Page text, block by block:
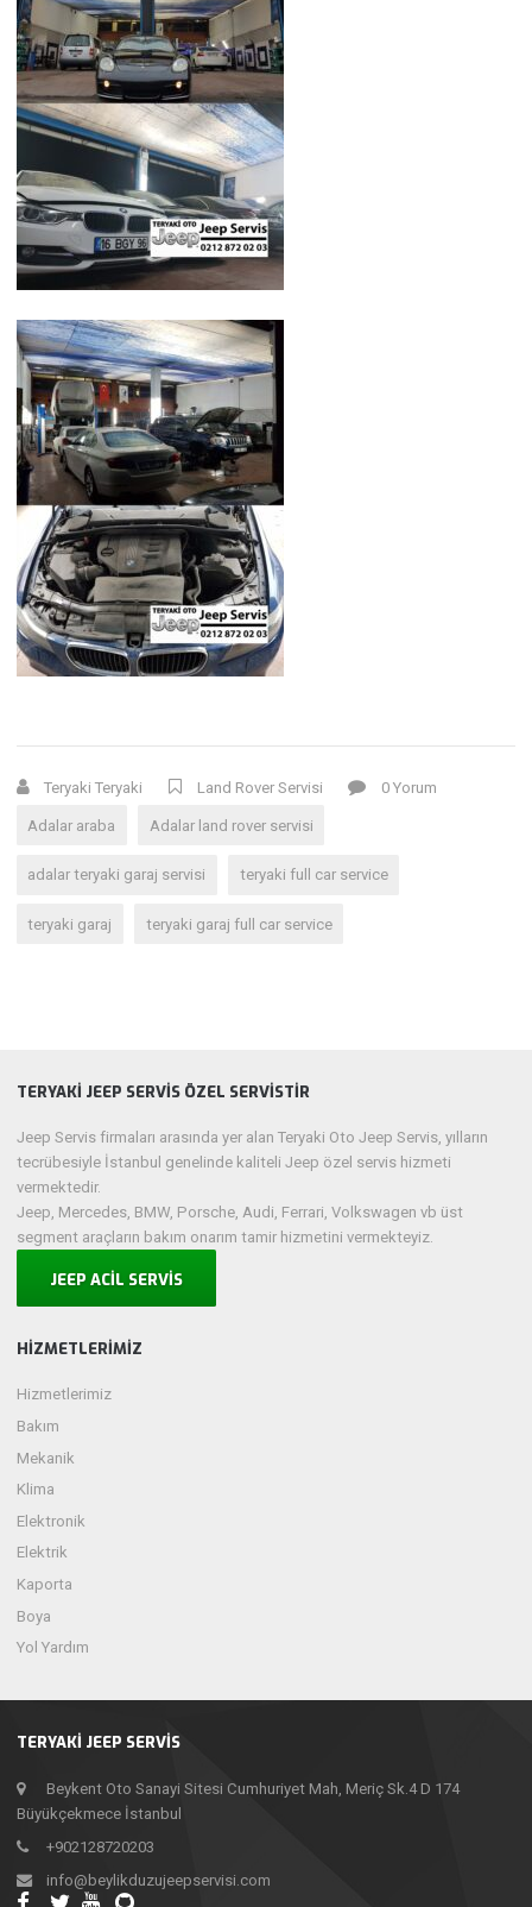
Teryaki Teryaki Land Rover Servisi 0 Yorum
Adalar araba Adalar land rover servisi
adalar teryaki garaj servisi teryaki full car service
teryaki garaj teryaki garaj full car service
TERYAKİ JEEP SERVİS
Beykent Oto Sanayi Sitesi Cumhuriyet Mah, Meriç Sk.4 D 174
Büyükçekmece İstanbul
+902128720203
info@beylikduzujeepservisi.com
TERYAKİ JEEP SERVİS ÖZEL SERVİSTİR
Jeep Servis firmaları arasında yer alan Teryaki Oto Jeep Servis, yılların
tecrübesiyle İstanbul genelinde kaliteli Jeep özel servis hizmeti
vermektedir.
Jeep, Mercedes, BMW, Porsche, Audi, Ferrari, Volkswagen vb üst
segment araçların bakım onarım tamir hizmetini vermekteyiz.
JEEP ACİL SERVİS
HIZMETLERIMIZ
Hizmetlerimiz
Bakım
Mekanik
Klima
Elektronik
Elektrik
Kaporta
Boya
Yol Yardım